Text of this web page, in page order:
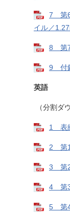
7 第6
イル／
8 第7
9 付
英語
（分割ダ
1 表
2 第1
3 第2
4 第3
5 第4